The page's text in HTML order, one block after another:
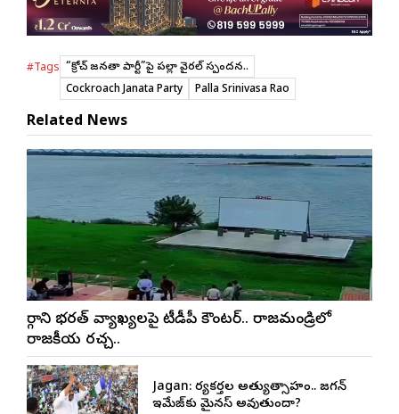
#Tags “కాక్రోచ్ జనతా పార్టీ”పై పల్లా వైరల్ స్పందన..
Cockroach Janata Party
Palla Srinivasa Rao
Related News
మార్గాని భరత్ వ్యాఖ్యలపై టీడీపీ కౌంటర్.. రాజమండ్రిలో
రాజకీయ రచ్చ..
Jagan: కార్యకర్తల అత్యుత్సాహం.. జగన్
ఇమేజ్‌కు మైనస్ అవుతుందా?